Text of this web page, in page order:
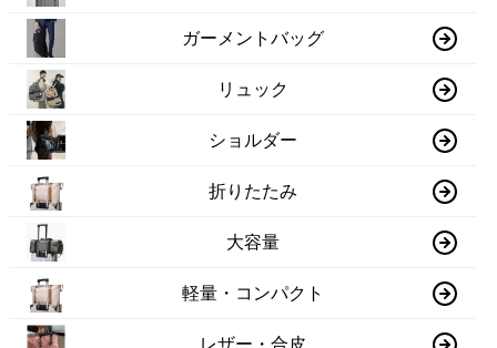
ガーメントバッグ
リュック
ショルダー
折りたたみ
大容量
軽量・コンパクト
レザー・合皮